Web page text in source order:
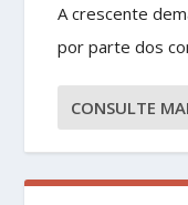
A crescente
por parte dos
CONSULTE